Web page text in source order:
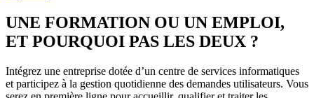
UNE FORMATION OU UN EMPLOI,
ET POURQUOI PAS LES DEUX ?
Intégrez une entreprise dotée d’un centre de services informatiques
et participez à la gestion quotidienne des demandes utilisateurs. Vous